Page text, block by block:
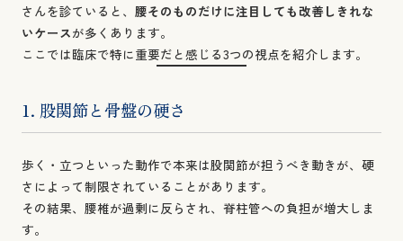
さんを診ていると、 腰そのものだけに注目しても改善しきれな
いケースが多くあります。
ここでは臨床で特に重要だと感じる3つの視点を紹介します。
1. 股関節と骨盤の硬さ
歩く・立つといった動作で本来は股関節が担うべき動きが、硬
さによって制限されていることがあります。
その結果、腰椎が過剰に反らされ、脊柱管への負担が増大しま
す。